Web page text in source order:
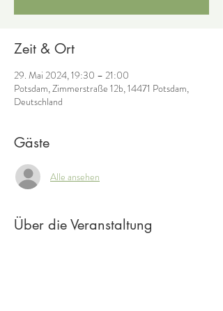
Zeit & Ort
29. Mai 2024, 19:30 – 21:00
Potsdam, Zimmerstraße 12b, 14471 Potsdam,
Deutschland
Gäste
Alle ansehen
Über die Veranstaltung